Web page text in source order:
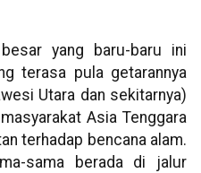
yang baru-baru ini
terasa pula getarannya
Utara dan sekitarnya)
Asia Tenggara
terhadap bencana alam.
sama berada di jalur